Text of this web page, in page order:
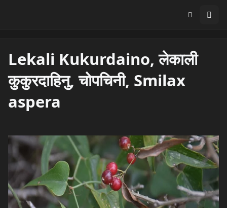
Lekali Kukurdaino, लेकाली
कुकुरदाहिनु, चोपचिनी, Smilax
aspera